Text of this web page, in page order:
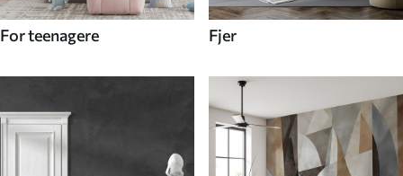
For teenagere Fjer